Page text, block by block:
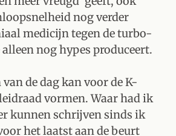
nog verder
medicijn tegen de turbo-
nog hypes produceert.
de dag kan voor de K-
vormen. Waar had ik
kunnen schrijven sinds ik
het laatst aan de beurt